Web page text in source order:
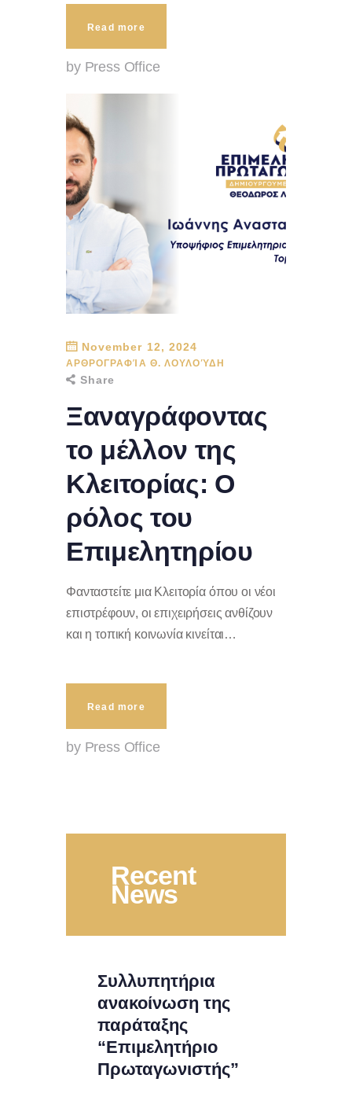
Read more
by Press Office
November 12, 2024
ΑΡΘΡΟΓΡΑΦΊΑ Θ. ΛΟΥΛΟΎΔΗ
Share
Ξαναγράφοντας
το μέλλον της
Κλειτορίας: Ο
ρόλος του
Επιμελητηρίου
Φανταστείτε μια Κλειτορία όπου οι νέοι
επιστρέφουν, οι επιχειρήσεις ανθίζουν
και η τοπική κοινωνία κινείται…
Read more
by Press Office
Recent
News
Συλλυπητήρια
ανακοίνωση της
παράταξης
“Επιμελητήριο
Πρωταγωνιστής”